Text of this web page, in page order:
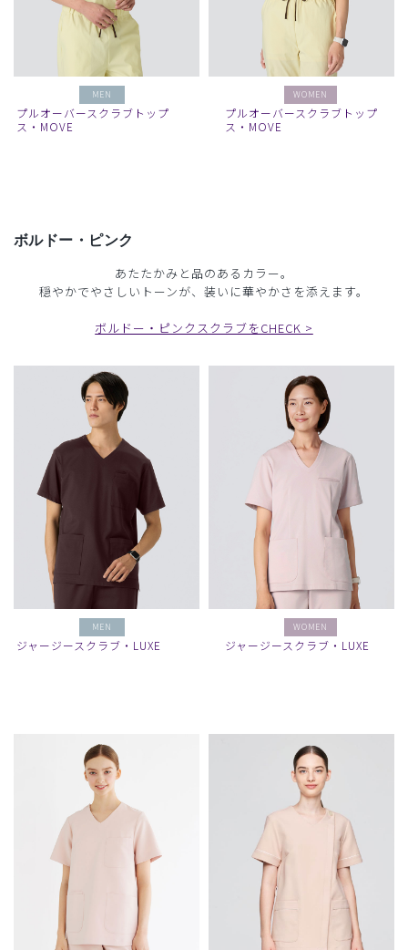
MEN
プルオーバースクラブトップ
ス・MOVE
WOMEN
プルオーバースクラブトップ
ス・MOVE
ボルドー・ピンク
あたたかみと品のあるカラー。
穏やかでやさしいトーンが、装いに華やかさを添えます。
ボルドー・ピンクスクラブをCHECK >
MEN
ジャージースクラブ・LUXE
WOMEN
ジャージースクラブ・LUXE